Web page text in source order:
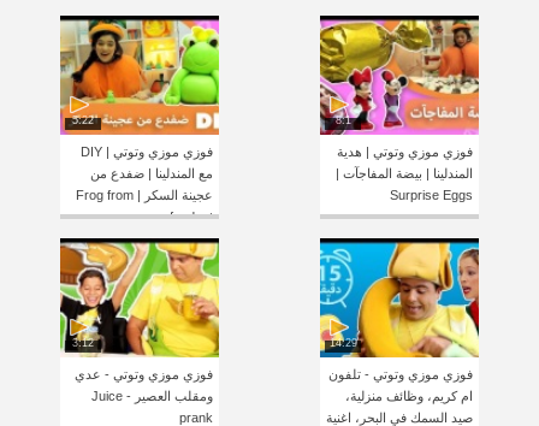
8:1
فوزي موزي وتوتي | هدية
المندلينا | بيضة المفاجآت |
Surprise Eggs
5:22
فوزي موزي وتوتي | DIY
مع المندلينا | ضفدع من
عجينة السكر | Frog from
fondant
14:29
فوزي موزي وتوتي - تلفون
ام كريم، وظائف منزلية،
صيد السمك في البحر، اغنية
3:12
فوزي موزي وتوتي - عدي
ومقلب العصير - Juice
prank